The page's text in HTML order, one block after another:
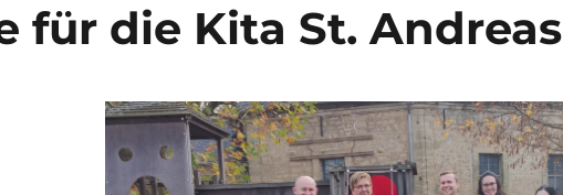
für die Kita St. Andreas